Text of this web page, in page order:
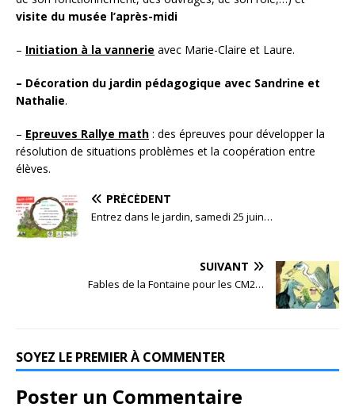
visite du musée l’après-midi
– Initiation à la vannerie avec Marie-Claire et Laure.
– Décoration du jardin pédagogique avec Sandrine et
Nathalie.
– Epreuves Rallye math : des épreuves pour développer la
résolution de situations problèmes et la coopération entre
élèves.
PRÉCÉDENT
Entrez dans le jardin, samedi 25 juin…
SUIVANT
Fables de la Fontaine pour les CM2…
SOYEZ LE PREMIER À COMMENTER
Poster un Commentaire